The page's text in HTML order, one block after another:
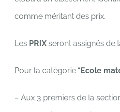
comme méritant des prix.
Les PRIXseront assignés de
Pour la catégorie “ Ecole
– Aux 3 premiers de la